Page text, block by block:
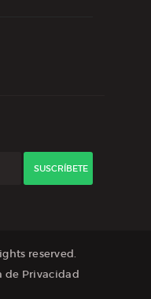
reserved.
de Privacidad